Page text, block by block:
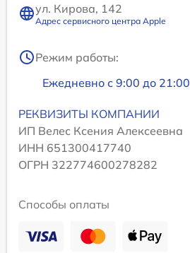
ул. Кирова, 142
Адрес сервисного центра Apple
Режим работы:
Ежедневно с 9:00 до 21:00
РЕКВИЗИТЫ КОМПАНИИ
ИП Велес Ксения Алексеевна
ИНН 651300417740
ОГРН 322774600278282
Способы оплаты